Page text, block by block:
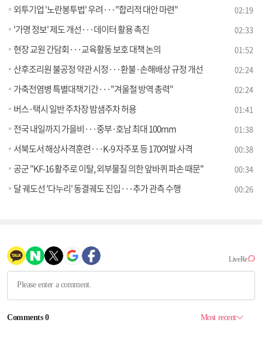
외투기업 '노란봉투법' 우려···"합리적 대안 마련" 02:19
'가명 정보' 제도 개선···데이터 활용 촉진 02:33
현장 교원 간담회···교육활동 보호 대책 논의 01:52
산후조리원 불공정 약관 시정···환불·손해배상 규정 개선 02:24
가축전염병 특별대책기간···"겨울철 방역 총력" 02:24
버스·택시 일반 주차장 밤샘주차 허용 01:41
전국 내일까지 가을비···중부·호남 최대 100mm 01:38
서북도서 해상사격훈련···K-9 자주포 등 170여발 사격 00:38
공군 "KF-16 활주로 이탈, 외부물질 의한 앞바퀴 파손 때문" 00:34
달 궤도선 '다누리' 동결궤도 진입···추가 관측 수행 00:26